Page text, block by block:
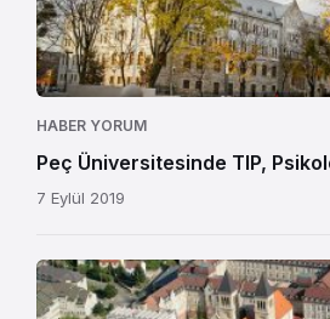
HABER YORUM
Peç Üniversitesinde TIP,
7 Eylül 2019